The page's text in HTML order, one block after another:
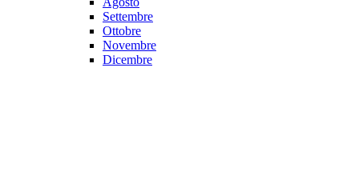
Settembre
Ottobre
Novembre
Dicembre